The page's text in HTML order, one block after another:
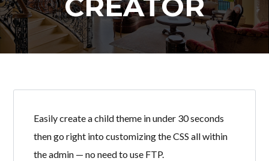
Easily create a child theme in under 30 seconds
then go right into customizing the CSS all within
the admin — no need to use FTP.